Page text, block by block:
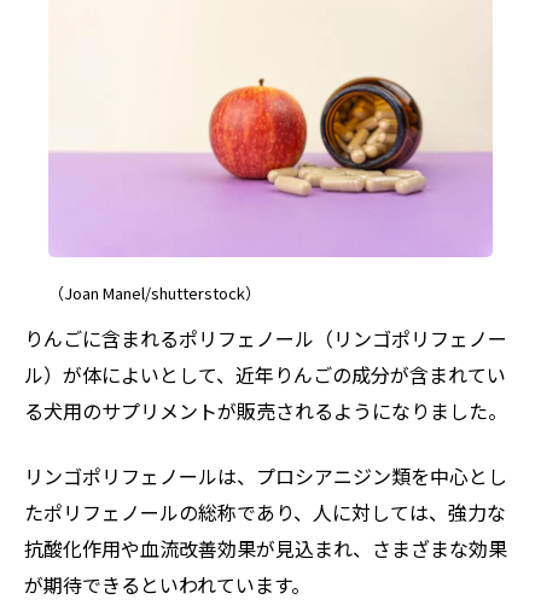
（Joan Manel/shutterstock）
りんごに含まれるポリフェノール（リンゴポリフェノー
ル）が体によいとして、近年りんごの成分が含まれてい
る犬用のサプリメントが販売されるようになりました。
リンゴポリフェノールは、プロシアニジン類を中心とし
たポリフェノールの総称であり、人に対しては、強力な
抗酸化作用や血流改善効果が見込まれ、さまざまな効果
が期待できるといわれています。